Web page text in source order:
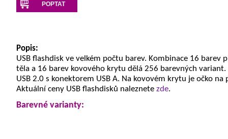
POPTAT
Popis:
USB flashdisk ve velkém počtu barev. Kombinace 16 barev
těla a 16 barev kovového krytu dělá 256 barevných variant.
USB 2.0 s konektorem USB A. Na kovovém krytu je očko na
Aktuální ceny USB flashdisků naleznete zde.
Barevné varianty: